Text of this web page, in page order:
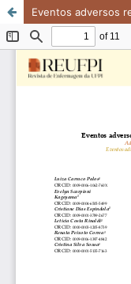
Eventos adversos